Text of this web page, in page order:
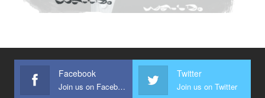
Facebook
Join us on Facebook
Twitter
Join us on Twitter